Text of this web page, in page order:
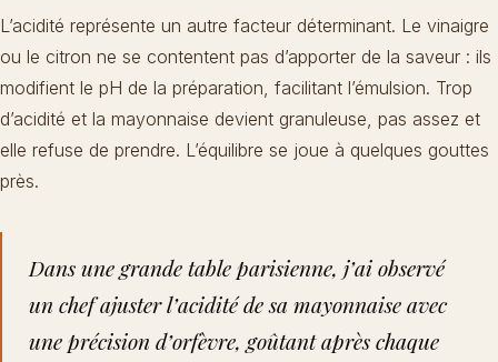
L’acidité représente un autre facteur déterminant. Le vinaigre
ou le citron ne se contentent pas d’apporter de la saveur : ils
modifient le pH de la préparation, facilitant l’émulsion. Trop
d’acidité et la mayonnaise devient granuleuse, pas assez et
elle refuse de prendre. L’équilibre se joue à quelques gouttes
près.
Dans une grande table parisienne, j’ai observé
un chef ajuster l’acidité de sa mayonnaise avec
une précision d’orfèvre, goûtant après chaque